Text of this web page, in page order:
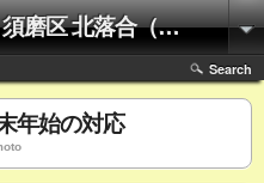
者さん 訪問歯科（往診）対応可
Search
年始の対応